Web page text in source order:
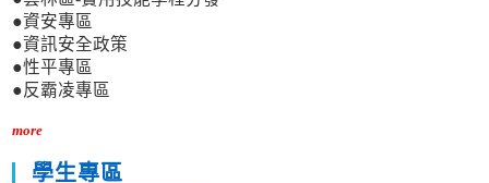
●資安專區
●資訊安全政策
●性平專區
●反霸凌專區
more
學生專區